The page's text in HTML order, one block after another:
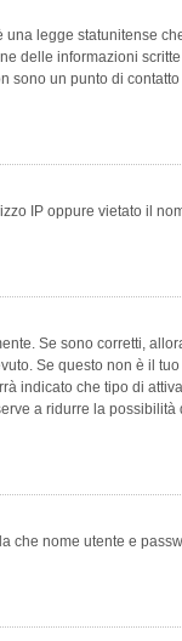
legge statunitense
delle informazioni
un punto di
IP oppure vietato il
Se sono corretti,
Se questo non è il
indicato che tipo di
a ridurre la
nome utente e